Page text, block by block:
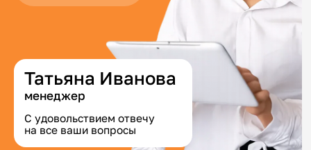
Татьяна Иванова
менеджер
С удовольствием отвечу
на все ваши вопросы